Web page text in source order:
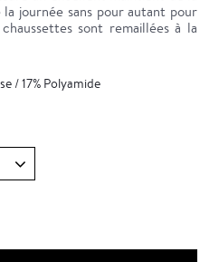
journée sans pour autant pour
sont remaillées à la
/ 17% Polyamide